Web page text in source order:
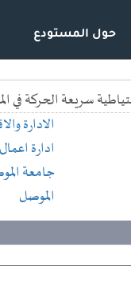
حول المستودع
سريعة الحركة في
الادارة
ادارة اعمال
جامعة
الموصل